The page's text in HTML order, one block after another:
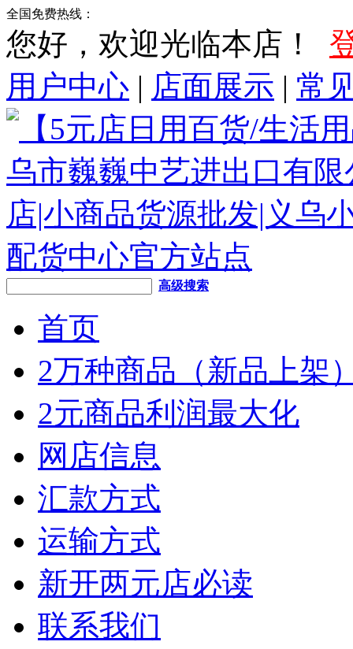
全国免费热线：
您好，欢迎光临本店！
用户中心 | 店面展示 | 常
高级搜索
首页
2万种商品（新品上架
2元商品利润最大化
网店信息
汇款方式
运输方式
新开两元店必读
联系我们